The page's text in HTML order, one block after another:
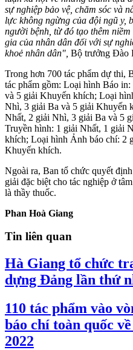
sự nghiệp bảo vệ, chăm sóc và
lực không ngừng của đội ngũ y,
người bệnh, từ đó tạo thêm
gia của nhân dân đối với sự
khoẻ nhân dân", Bộ trưởng Đào
Trong hơn 700 tác phẩm dự thi,
tác phẩm gồm: Loại hình Báo
và 5 giải Khuyến khích; Loại
Nhì, 3 giải Ba và 5 giải Khuyến
Nhất, 2 giải Nhì, 3 giải Ba và 5
Truyền hình: 1 giải Nhất, 1 giải
khích; Loại hình Ảnh báo chí: 2
Khuyến khích.
Ngoài ra, Ban tổ chức quyết
giải đặc biệt cho tác nghiệp ở
là thầy thuốc.
Phan Hoà Giang
Tin liên quan
Hà Giang tổ chức
dựng Đảng lần thứ
110 tác phẩm vào
báo chí toàn quốc
2022